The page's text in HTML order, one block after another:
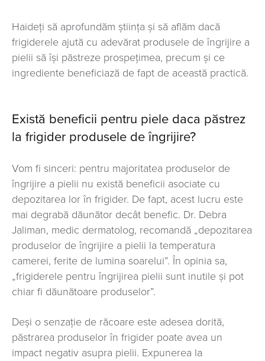
Haideți să aprofundăm știința și să aflăm dacă
frigiderele ajută cu adevărat produsele de îngrijire a
pielii să își păstreze prospețimea, precum și ce
ingrediente beneficiază de fapt de această practică.
Există beneficii pentru piele daca păstrez
la frigider produsele de îngrijire?
Vom fi sinceri: pentru majoritatea produselor de
îngrijire a pielii nu există beneficii asociate cu
depozitarea lor în frigider. De fapt, acest lucru este
mai degrabă dăunător decât benefic. Dr. Debra
Jaliman, medic dermatolog, recomandă „depozitarea
produselor de îngrijire a pielii la temperatura
camerei, ferite de lumina soarelui”. În opinia sa,
„frigiderele pentru îngrijirea pielii sunt inutile și pot
chiar fi dăunătoare produselor”.
Deși o senzație de răcoare este adesea dorită,
păstrarea produselor în frigider poate avea un
impact negativ asupra pielii. Expunerea la